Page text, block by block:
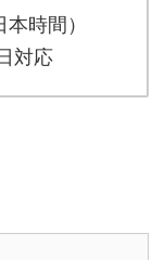
時間）
対応